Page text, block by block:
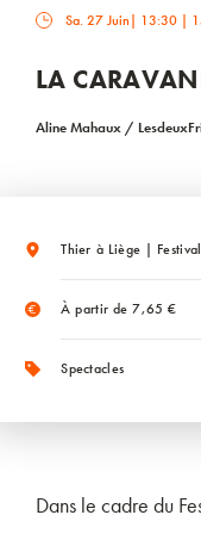
Sa. 27 Juin| 13:30 |
LA
Aline Mahaux /
Thier à Liège |
À partir de 7,65 €
Spectacles
Dans le cadre du